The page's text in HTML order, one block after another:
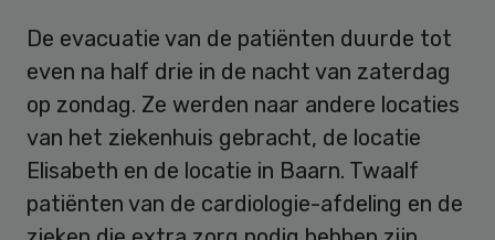
De evacuatie van de patiënten duurde tot
even na half drie in de nacht van zaterdag
op zondag. Ze werden naar andere locaties
van het ziekenhuis gebracht, de locatie
Elisabeth en de locatie in Baarn. Twaalf
patiënten van de cardiologie-afdeling en de